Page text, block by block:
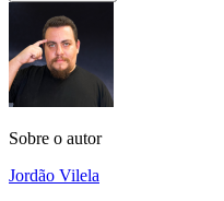
Sobre o autor
Jordão Vilela